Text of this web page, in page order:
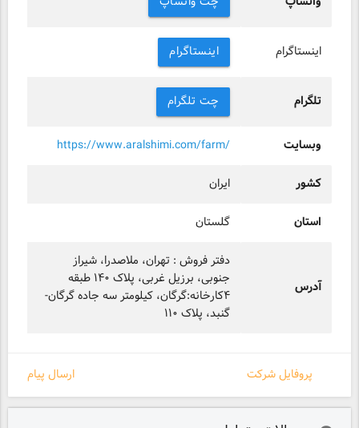
اینستاگرام اینستاگرام
تلگرام چت تلگرام
وبسایت https://www.aralshimi.com/farm/
کشور ایران
استان گلستان
آدرس
دفتر فروش : تهران، ملاصدرا، شیراز
جنوبی، برزیل غربی، پلاک ۱۴۰ طبقه
۴کارخانه:گرگان، کیلومتر سه جاده گرگان-
گنبد، پلاک ۱۱۰
ارسال پیام پروفایل شرکت